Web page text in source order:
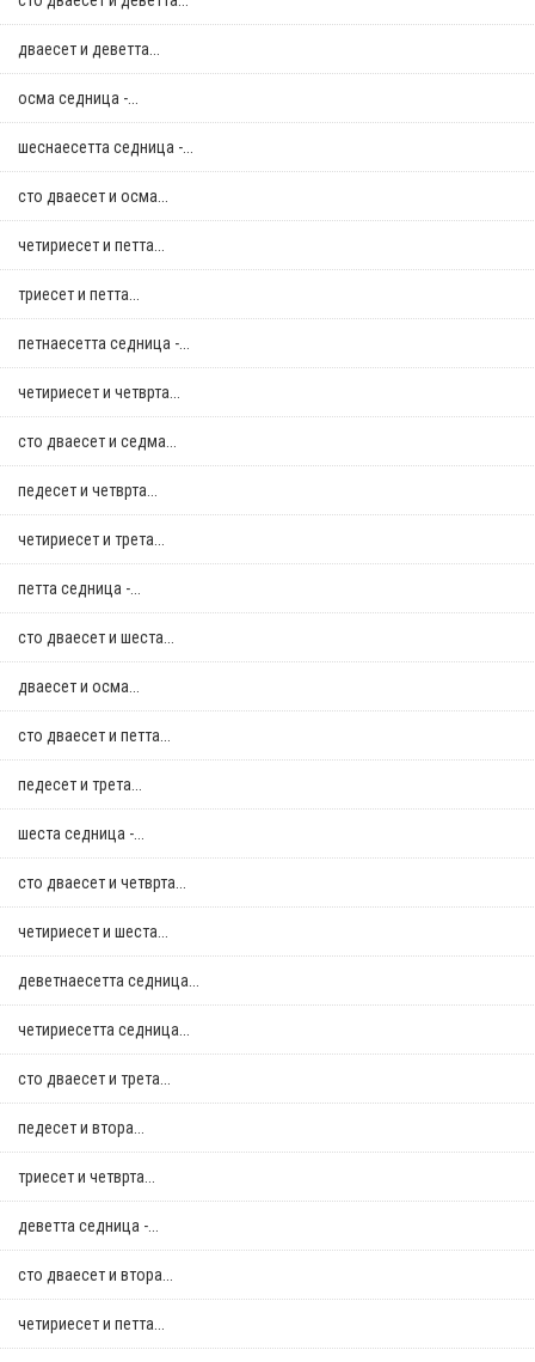
дваесет и деветта...
осма седница -...
шеснаесетта седница -...
сто дваесет и осма...
четириесет и петта...
триесет и петта...
петнаесетта седница -...
четириесет и четврта...
сто дваесет и седма...
педесет и четврта...
четириесет и трета...
петта седница -...
сто дваесет и шеста...
дваесет и осма...
сто дваесет и петта...
педесет и трета...
шеста седница -...
сто дваесет и четврта...
четириесет и шеста...
деветнаесетта седница...
четириесетта седница...
сто дваесет и трета...
педесет и втора...
триесет и четврта...
деветта седница -...
сто дваесет и втора...
четириесет и петта...